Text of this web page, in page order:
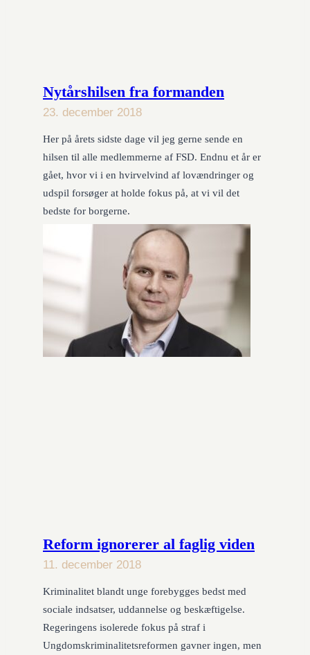
Nytårshilsen fra formanden
23. december 2018
Her på årets sidste dage vil jeg gerne sende en
hilsen til alle medlemmerne af FSD. Endnu et år er
gået, hvor vi i en hvirvelvind af lovændringer og
udspil forsøger at holde fokus på, at vi vil det
bedste for borgerne.
Reform ignorerer al faglig viden
11. december 2018
Kriminalitet blandt unge forebygges bedst med
sociale indsatser, uddannelse og beskæftigelse.
Regeringens isolerede fokus på straf i
Ungdomskriminalitetsreformen gavner ingen, men